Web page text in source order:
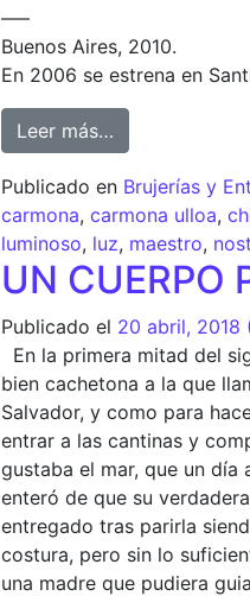
—–
Buenos Aires, 2010.
En 2006 se estrena en
Leer más…
Publicado en Brujerías y
carmona, carmona ulloa,
luminoso, luz, maestro,
UN CUERPO
Publicado el 20 abril, 2018
En la primera mitad del
bien cachetona a la que
Salvador, y como para
entrar a las cantinas y
gustaba el mar, que un día
enteró de que su
entregado tras parirla
costura, pero sin lo
una madre que pudiera